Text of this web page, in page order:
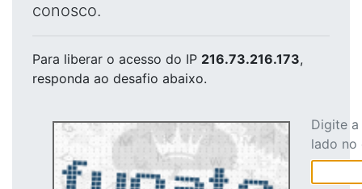
conosco.
Para liberar o acesso do IP 216.73.216.173,
responda ao desafio abaixo.
Digite
lado no